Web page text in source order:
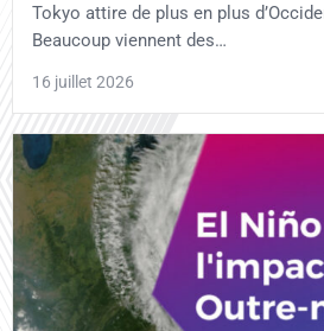
Tokyo attire de plus en plus
Beaucoup viennent des…
16 juillet 2026